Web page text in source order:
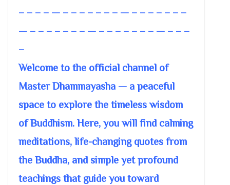
– – – – — – – – – – – – — – – – – – – –
— – – – – – – – — – – – – – – – — – – –
–
Welcome to the official channel of
Master Dhammayasha — a peaceful
space to explore the timeless wisdom
of Buddhism. Here, you will find calming
meditations, life-changing quotes from
the Buddha, and simple yet profound
teachings that guide you toward